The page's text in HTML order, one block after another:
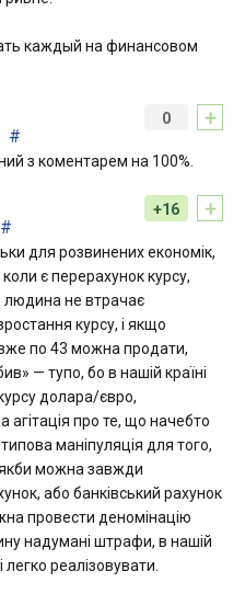
каждый на финансовом
+
0
#
з коментарем на 100%.
+
+16
#
для розвинених економік,
є перерахунок курсу,
людина не втрачає
курсу, і якщо
по 43 можна продати,
— тупо, бо в нашій країні
долара/євро,
агітація про те, що начебто
маніпуляція для того,
можна завжди
або банківський рахунок
провести деномінацію
надумані штрафи, в нашій
легко реалізовувати.